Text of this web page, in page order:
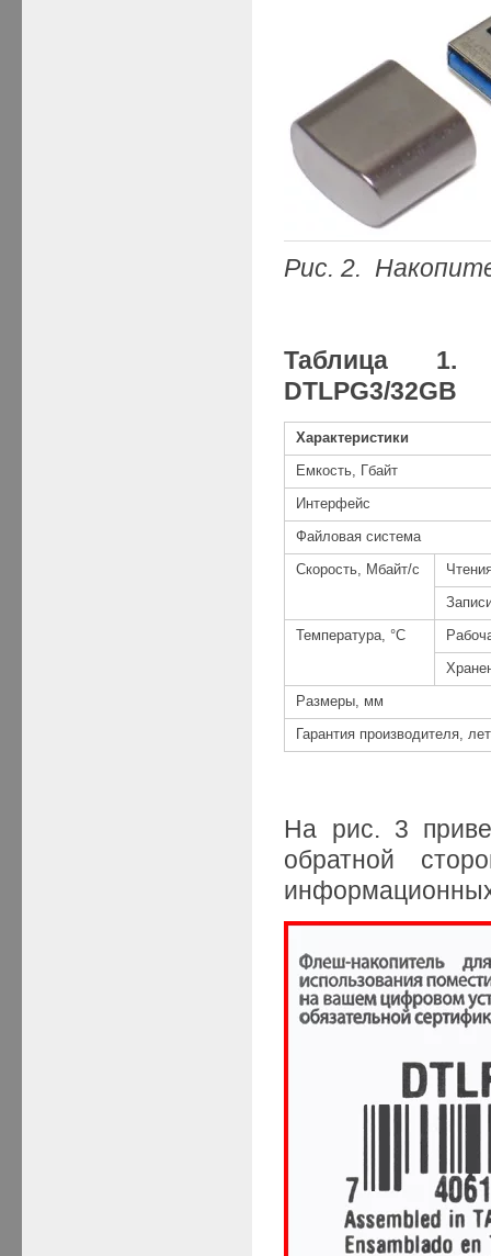
Рис. 2.
Таблица 1.
DTLPG3/32GB
Характеристики
Емкость, Гбайт
Интерфейс
Файловая система
Скорость, Мбайт/с
Температура, °С
Размеры, мм
Гарантия производителя, лет
На рис. 3
обратной